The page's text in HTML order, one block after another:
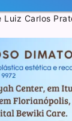
Carlos